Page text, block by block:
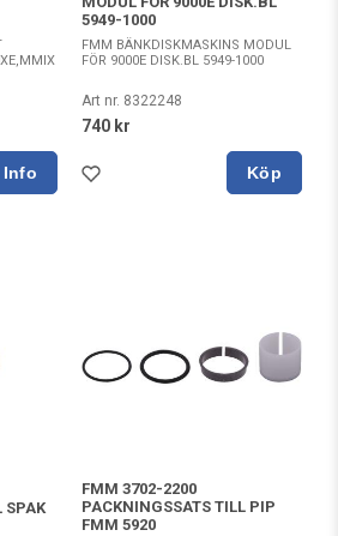
5949-1000
FMM BÄNKDISKMASKINS MODUL
FÖR 9000E DISK.BL 5949-1000
Art nr. 8322248
740 kr
Köp
SPAK
FMM 3702-2200
PACKNINGSSATS TILL PIP
FMM 5920